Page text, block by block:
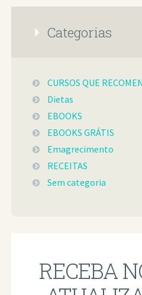
Categorias
CURSOS QUE
Dietas
EBOOKS
EBOOKS GRÁTIS
Emagrecimento
RECEITAS
Sem categoria
RECEBA